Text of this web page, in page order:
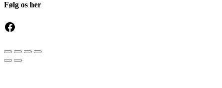
Følg os her
Facebook